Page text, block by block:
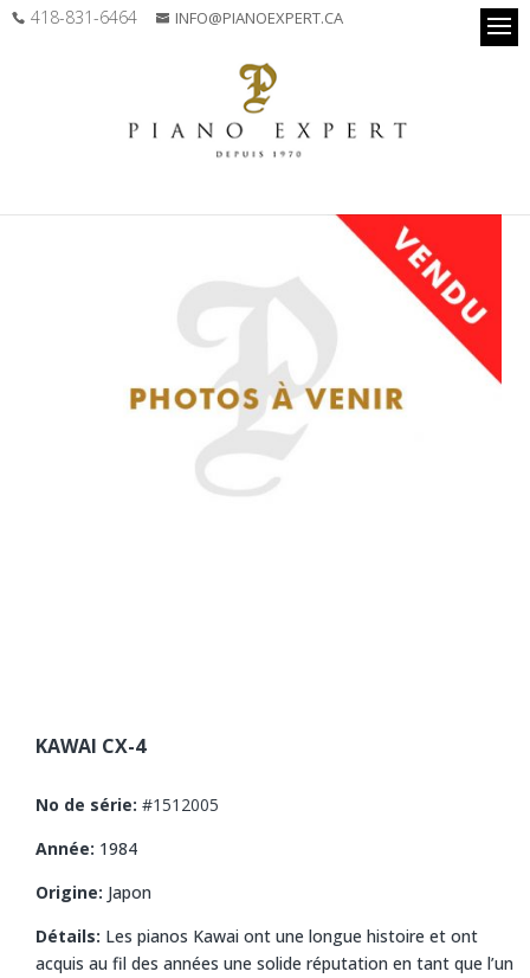
418-831-6464 INFO@PIANOEXPERT.CA
KAWAI CX-4
No de série: #1512005
Année: 1984
Origine: Japon
Détails: Les pianos Kawai ont une longue histoire et ont
acquis au fil des années une solide réputation en tant que l’un